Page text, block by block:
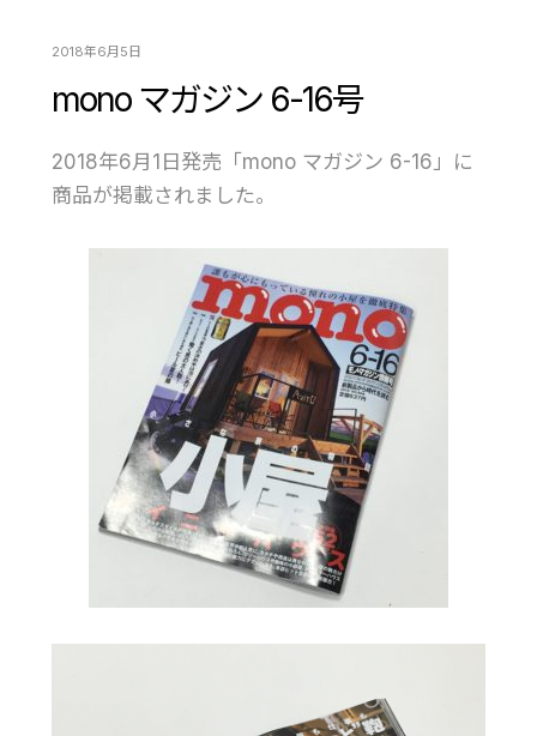
2018年6月5日
mono マガジン 6-16号
2018年6月1日発売「mono マガジン 6-16」に
商品が掲載されました。